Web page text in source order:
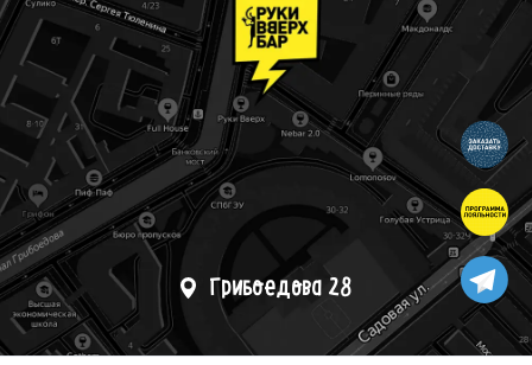
Грибоедова 28